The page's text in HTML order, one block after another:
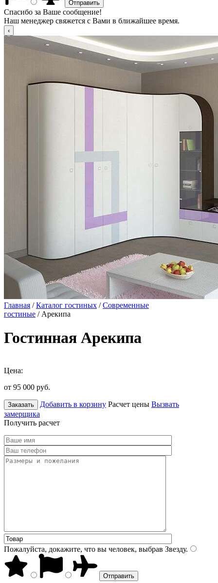
Спасибо за Ваше сообщение!
Наш менеджер свяжется с Вами в ближайшее время.
Главная /Каталог гостиных /Современные
гостиные / Арекипа
Гостинная Арекипа
Цена:
от 95 000 руб.
Заказать Добавить в корзину Расчет цены Вызвать
замерщика
Получить расчет
Пожалуйста, докажите, что вы человек, выбрав Звезду.